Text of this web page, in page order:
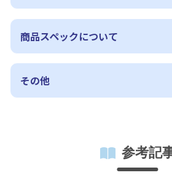
身分証以外に必要なものはあり
商品スペックについて
その他
日本語で対応してもらえますか？
参考記